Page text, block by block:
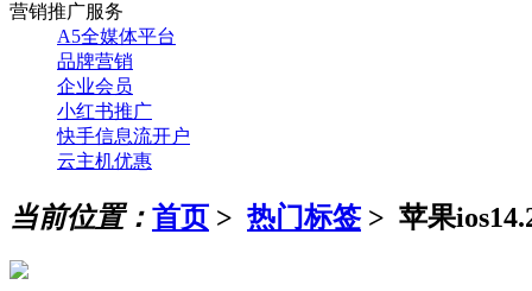
营销推广服务
A5全媒体平台
品牌营销
企业会员
小红书推广
快手信息流开户
云主机优惠
当前位置： 首页 > 热门标签 > 苹果